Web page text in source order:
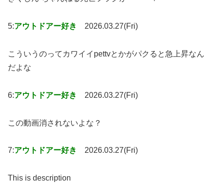
5:アウトドアー好き 2026.03.27(Fri)
こういうのってカワイイpettvとかがパクると急上昇なん
だよな
6:アウトドアー好き 2026.03.27(Fri)
この動画消されないよな？
7:アウトドアー好き 2026.03.27(Fri)
This is description